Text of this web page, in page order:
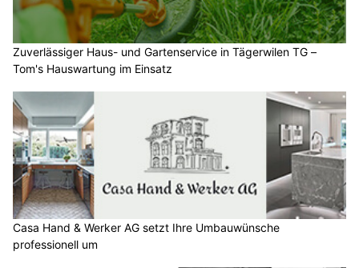
Zuverlässiger Haus- und Gartenservice in Tägerwilen TG –
Tom's Hauswartung im Einsatz
Casa Hand & Werker AG setzt Ihre Umbauwünsche
professionell um